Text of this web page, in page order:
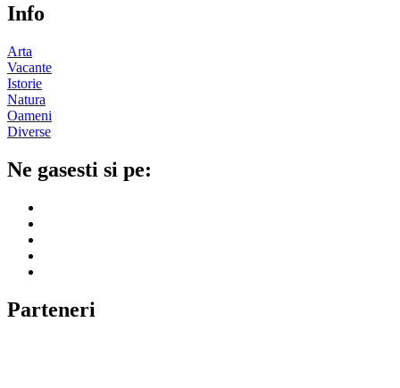
Info
Arta
Vacante
Istorie
Natura
Oameni
Diverse
Ne gasesti si pe:
Parteneri